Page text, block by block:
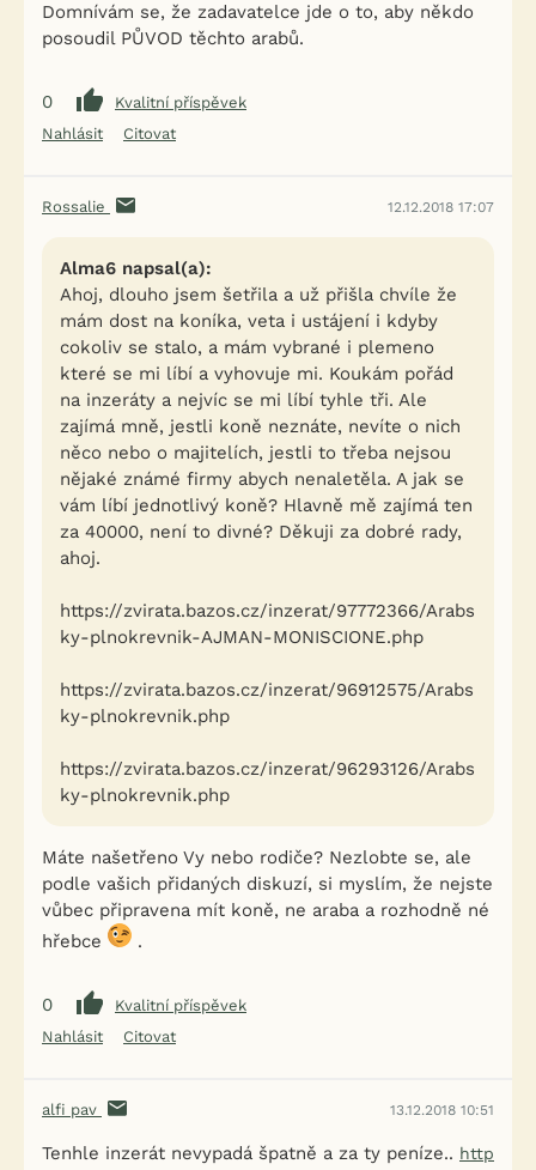
Domnívám se, že zadavatelce jde o to, aby někdo
posoudil PŮVOD těchto arabů.
0
Kvalitní příspěvek
Nahlásit
Citovat
Rossalie 12.12.2018 17:07
Alma6 napsal(a):
Ahoj, dlouho jsem šetřila a už přišla chvíle že
mám dost na koníka, veta i ustájení i kdyby
cokoliv se stalo, a mám vybrané i plemeno
které se mi líbí a vyhovuje mi. Koukám pořád
na inzeráty a nejvíc se mi líbí tyhle tři. Ale
zajímá mně, jestli koně neznáte, nevíte o nich
něco nebo o majitelích, jestli to třeba nejsou
nějaké známé firmy abych nenaletěla. A jak se
vám líbí jednotlivý koně? Hlavně mě zajímá ten
za 40000, není to divné? Děkuji za dobré rady,
ahoj.
https://zvirata.bazos.cz/inzerat/97772366/Arabs
ky-plnokrevnik-AJMAN-MONISCIONE.php
https://zvirata.bazos.cz/inzerat/96912575/Arabs
ky-plnokrevnik.php
https://zvirata.bazos.cz/inzerat/96293126/Arabs
ky-plnokrevnik.php
Máte našetřeno Vy nebo rodiče? Nezlobte se, ale
podle vašich přidaných diskuzí, si myslím, že nejste
vůbec připravena mít koně, ne araba a rozhodně né
hřebce
.
0
Kvalitní příspěvek
Nahlásit
Citovat
alfi pav 13.12.2018 10:51
Tenhle inzerát nevypadá špatně a za ty peníze.. http